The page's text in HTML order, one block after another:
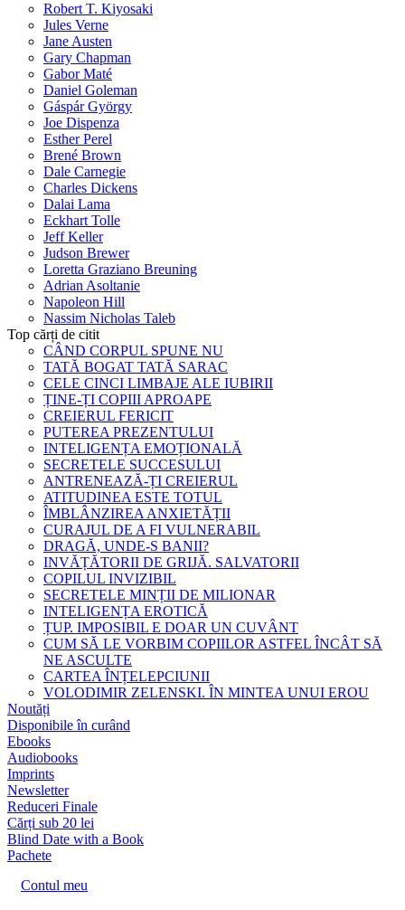
Robert T. Kiyosaki
Jules Verne
Jane Austen
Gary Chapman
Gabor Maté
Daniel Goleman
Gáspár György
Joe Dispenza
Esther Perel
Brené Brown
Dale Carnegie
Charles Dickens
Dalai Lama
Eckhart Tolle
Jeff Keller
Judson Brewer
Loretta Graziano Breuning
Adrian Asoltanie
Napoleon Hill
Nassim Nicholas Taleb
Top cărți de citit
CÂND CORPUL SPUNE NU
TATĂ BOGAT TATĂ SARAC
CELE CINCI LIMBAJE ALE IUBIRII
ȚINE-ȚI COPIII APROAPE
CREIERUL FERICIT
PUTEREA PREZENTULUI
INTELIGENȚA EMOȚIONALĂ
SECRETELE SUCCESULUI
ANTRENEAZĂ-ȚI CREIERUL
ATITUDINEA ESTE TOTUL
ÎMBLÂNZIREA ANXIETĂȚII
CURAJUL DE A FI VULNERABIL
DRAGĂ, UNDE-S BANII?
INVĂȚĂTORII DE GRIJĂ. SALVATORII
COPILUL INVIZIBIL
SECRETELE MINȚII DE MILIONAR
INTELIGENȚA EROTICĂ
ȚUP. IMPOSIBIL E DOAR UN CUVÂNT
CUM SĂ LE VORBIM COPIILOR ASTFEL ÎNCÂT SĂ
NE ASCULTE
CARTEA ÎNȚELEPCIUNII
VOLODIMIR ZELENSKI. ÎN MINTEA UNUI EROU
Noutăți
Disponibile în curând
Ebooks
Audiobooks
Imprints
Newsletter
Reduceri Finale
Cărți sub 20 lei
Blind Date with a Book
Pachete
Contul meu